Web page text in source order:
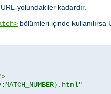
yolundakiler kadardır.
bölümleri içinde kullanılırsa
>